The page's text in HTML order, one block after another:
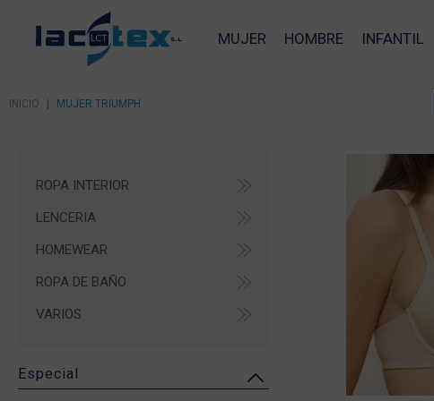
MUJER HOMBRE INFANTIL
INICIO MUJER TRIUMPH
ROPA INTERIOR
LENCERIA
HOMEWEAR
ROPA DE BAÑO
VARIOS
Especial